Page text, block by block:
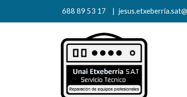
688 89 53 17 |